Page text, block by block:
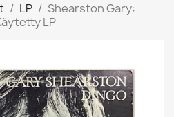
LP
Shearston Gary:
LP